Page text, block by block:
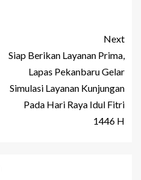
Next
Siap Berikan Layanan Prima,
Lapas Pekanbaru Gelar
Simulasi Layanan Kunjungan
Pada Hari Raya Idul Fitri
1446 H